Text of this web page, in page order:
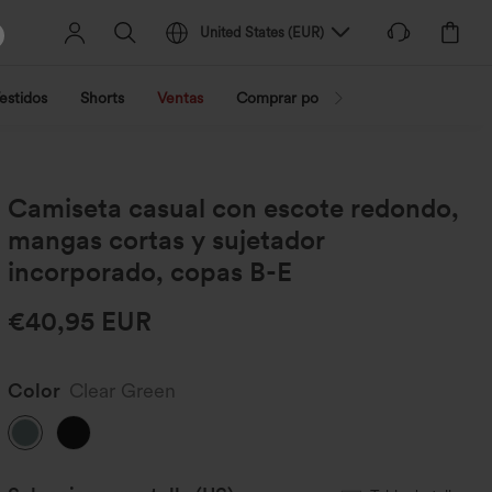
United States ( EUR)
Shorts Ventas Comprar por actividad
Camiseta casual con escote redondo,
mangas cortas y sujetador
incorporado, copas B-E
€40,95 EUR
Color Clear Green